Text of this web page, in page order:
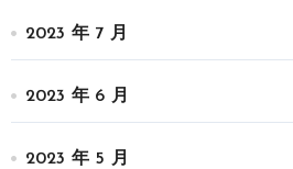
2023 年 7 月
2023 年 6 月
2023 年 5 月